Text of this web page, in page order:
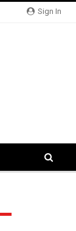
Sign In